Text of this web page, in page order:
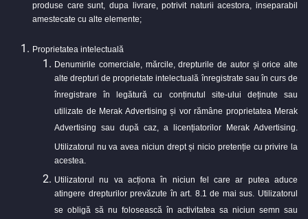
produse care sunt, dupa livrare, potrivit naturii acestora, inseparabil
amestecate cu alte elemente;
Proprietatea intelectuală
Denumirile comerciale, mărcile, drepturile de autor și orice alte
alte drepturi de proprietate intelectuală înregistrate sau în curs de
înregistrare în legătură cu conținutul site-ului deținute sau
utilizate de Merak Advertising și vor rămâne proprietatea Merak
Advertising sau după caz, a licențiatorilor Merak Advertising.
Utilizatorul nu va avea niciun drept și nicio pretenție cu privire la
acestea.
Utilizatorul nu va acționa în niciun fel care ar putea aduce
atingere drepturilor prevăzute în art. 8.1 de mai sus. Utilizatorul
se obligă să nu folosească în activitatea sa niciun semn sau